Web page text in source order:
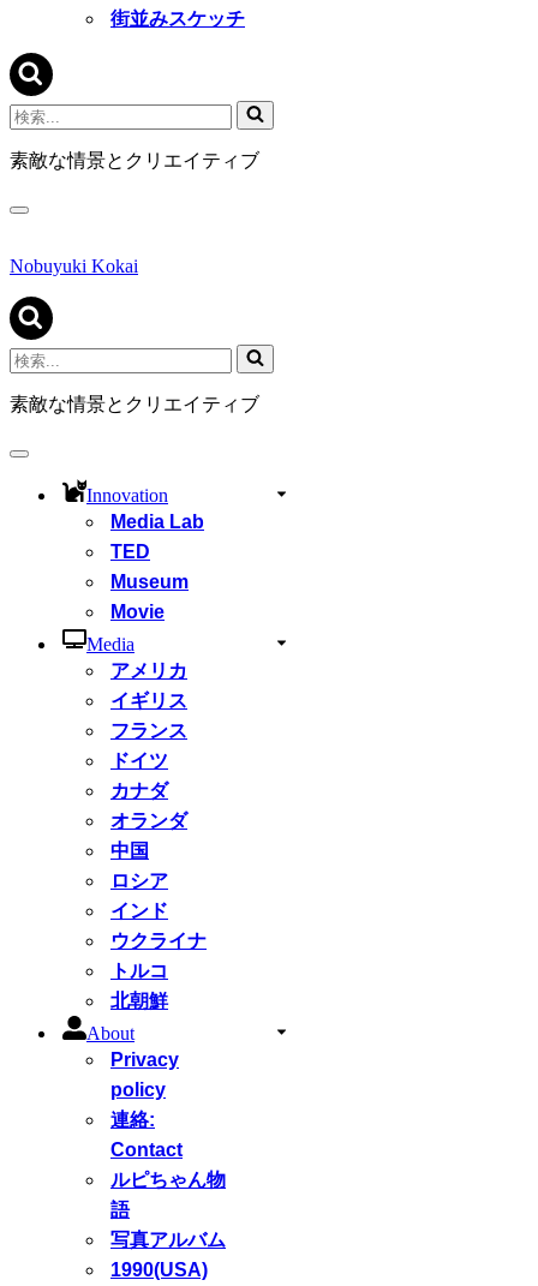
街並みスケッチ
検
索...
素敵な情景とクリエイティブ
ナ
ゲ
シ
ョ
ン
メ
ニ
ュ
Nobuyuki Kokai
検
索...
素敵な情景とクリエイティブ
ナ
Innovation
Media Lab
TED
Museum
Movie
Media
アメリカ
イギリス
フランス
ドイツ
カナダ
オランダ
中国
ロシア
インド
ウクライナ
トルコ
北朝鮮
About
Privacy
policy
連絡:
Contact
ルピちゃん物
語
写真アルバム
1990(USA)